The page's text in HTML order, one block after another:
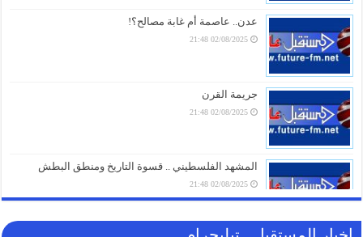
عدن.. عاصمة أم غابة مصالح؟!
02/08/2025 21:48
جريمة القرن
02/08/2025 21:48
المشهد الفلسطيني .. قسوة التاريخ ومنطق البطش
02/08/2025 21:48